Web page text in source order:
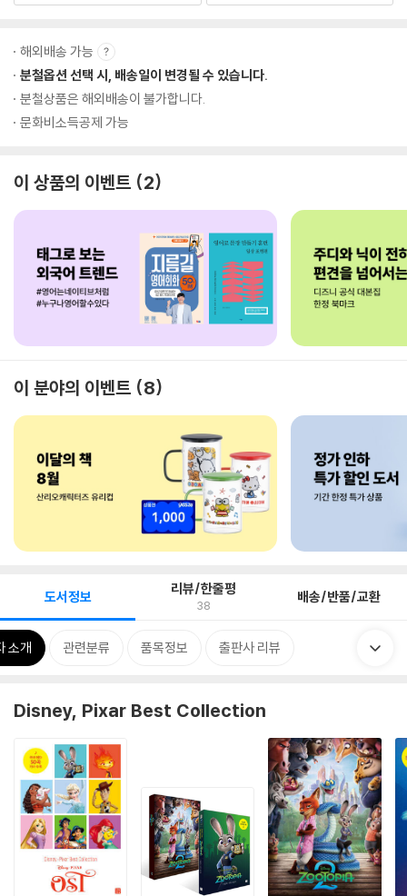
해외배송 가능
분철옵션 선택 시, 배송일이 변경될 수 있습니다.
분철상품은 해외배송이 불가합니다.
문화비소득공제 가능
이 상품의 이벤트 2
이 분야의 이벤트 8
도서정보 리뷰/한줄평
38 배송/반품/교환
소개 관련분류 품목정보 출판사 리뷰
Disney, Pixar Best Collection